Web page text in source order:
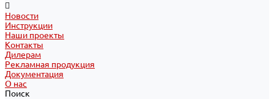
Новости
Инструкции
Наши проекты
Контакты
Дилерам
Рекламная продукция
Документация
О нас
Поиск